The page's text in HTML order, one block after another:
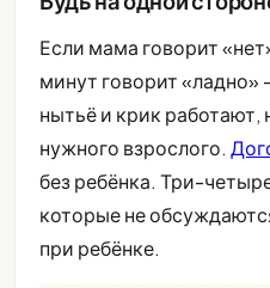
Если мама говорит
минут говорит «ладно»
нытьё и крик работают,
нужного взрослого.
без ребёнка. Три-
которые не
при ребёнке.